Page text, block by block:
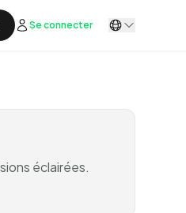
Se connecter
éclairées.